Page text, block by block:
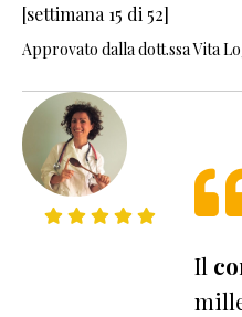
[settimana 15 di 52]
Approvato dalla dott.ssa Vita
Il